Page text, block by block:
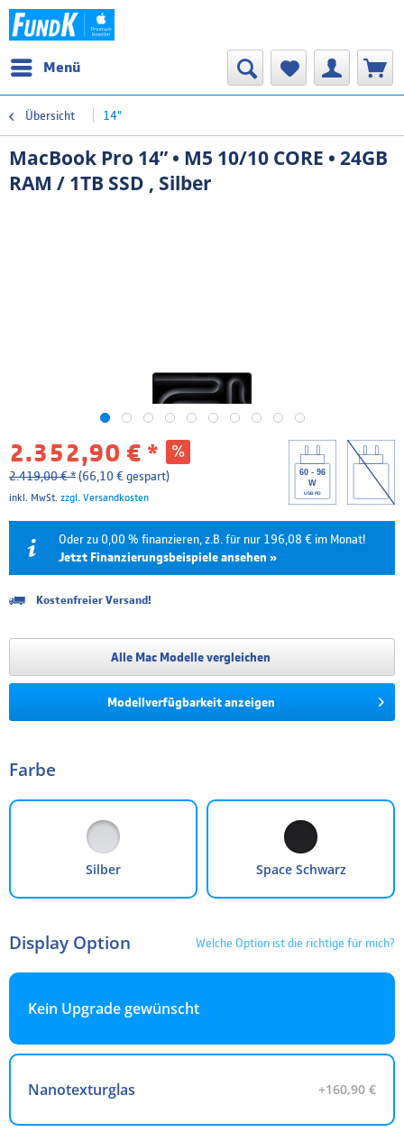
Menü
Übersicht 14"
MacBook Pro 14” • M5 10/10 CORE • 24GB
RAM / 1TB SSD , Silber
60 - 96
W
USB PD
2.352,90 € *
2.419,00 € *(66,10 € gespart)
inkl. MwSt. zzgl. Versandkosten
Oder zu 0,00 % finanzieren, z.B. für nur 196,08 € im Monat!
Jetzt Finanzierungsbeispiele ansehen »
Laufzeit Effektivzins
6 Monate 0.00 % 392,15 € 2.352,90 €
12 Monate 0.00 % 196,08 € 2.352,90 €
4.99 % 135,85 €
36 Monate
4.99 % 2.657,66 €
Die Finanzierung wird über unseren Finanzierungspartner TARGOBANK abgewickelt. Bitte
beachten Sie, dass die hier angegebenen Beträge und Zinssätze nicht bindend sind. Die finalen
Kostenfreier Versand!
Alle Mac Modelle vergleichen
Modellverfügbarkeit anzeigen
Farbe
Silber Space Schwarz
Display Option Welche Option ist die richtige für mich?
Kein Upgrade gewünscht
Nanotexturglas +160,90 €